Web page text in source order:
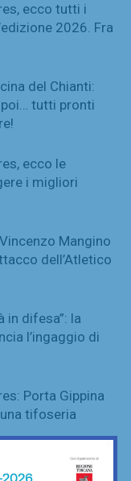
ecco tutti i
2026. Fra
del Chianti:
tutti pronti
ecco le
i migliori
Mangino
dell’Atletico
in difesa”: la
l’ingaggio di
Porta Gippina
tifoseria
Luca ai